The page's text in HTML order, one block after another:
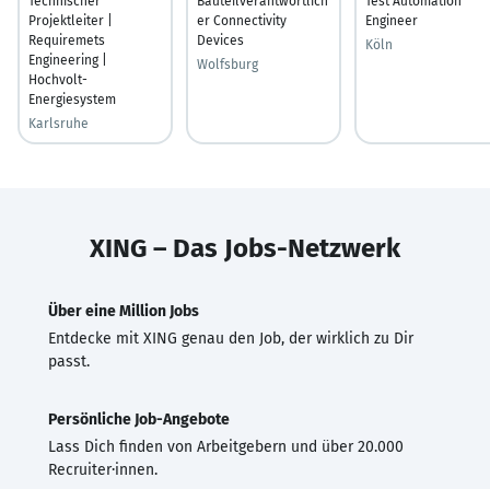
Projektleiter |
Requiremets
Engineering |
Hochvolt-
Energiesystem
Karlsruhe
er Connectivity
Devices
Wolfsburg
Engineer
Köln
XING – Das Jobs-Netzwerk
Über eine Million Jobs
Entdecke mit XING genau den Job, der wirklich zu Dir
passt.
Persönliche Job-Angebote
Lass Dich finden von Arbeitgebern und über 20.000
Recruiter·innen.